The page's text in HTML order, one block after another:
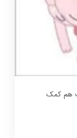
هم کمک